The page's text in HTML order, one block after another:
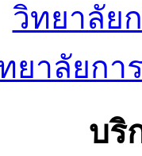
วิทยาลัย
ยาลัยก
บริ